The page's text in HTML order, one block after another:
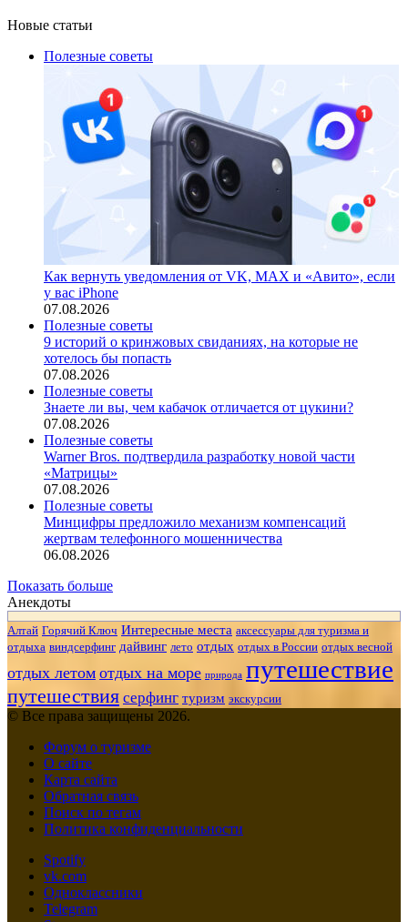
Новые статьи
Полезные советы
Как вернуть уведомления от VK, MAX и «Авито», если
у вас iPhone
07.08.2026
Полезные советы
9 историй о кринжовых свиданиях, на которые не
хотелось бы попасть
07.08.2026
Полезные советы
Знаете ли вы, чем кабачок отличается от цукини?
07.08.2026
Полезные советы
Warner Bros. подтвердила разработку новой части
«Матрицы»
07.08.2026
Полезные советы
Минцифры предложило механизм компенсаций
жертвам телефонного мошенничества
06.08.2026
Показать больше
Анекдоты
Алтай Горячий Ключ Интересные места аксессуары для туризма и
отдыха виндсерфинг дайвинг лето отдых отдых в России отдых весной
отдых летом отдых на море природа путешествие
путешествия серфинг туризм экскурсии
© Все права защищены 2026.
Форум о туризме
О сайте
Карта сайта
Обратная связь
Поиск по тегам
Политика конфиденциальности
Spotify
vk.com
Одноклассники
Telegram